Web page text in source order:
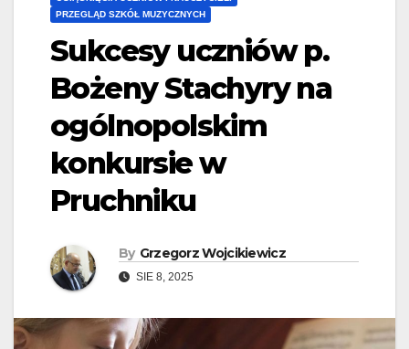
PRZEGLĄD SZKÓŁ MUZYCZNYCH
Sukcesy uczniów p.
Bożeny Stachyry na
ogólnopolskim
konkursie w
Pruchniku
By Grzegorz Wojcikiewicz
SIE 8, 2025